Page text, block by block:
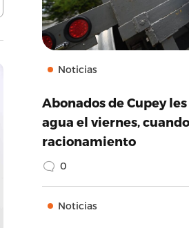
Noticias
Abonados de Cupey
agua el viernes,
racionamiento
0
Noticias